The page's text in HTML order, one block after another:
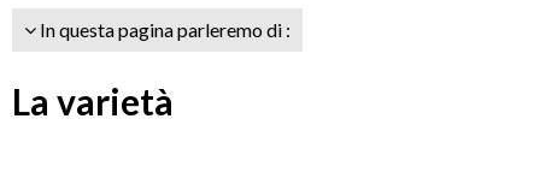
In questa pagina parleremo di :
La varietà